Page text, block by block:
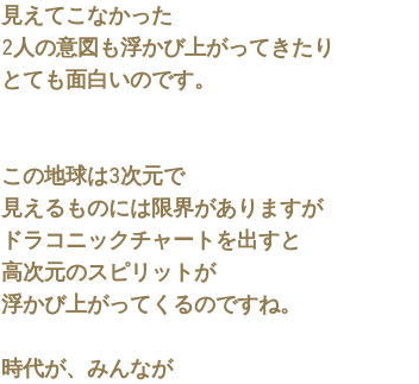
見えてこなかった
2人の意図も浮かび上がってきたり
とても面白いのです。
この地球は3次元で
見えるものには限界がありますが
ドラコニックチャートを出すと
高次元のスピリットが
浮かび上がってくるのですね。
時代が、みんなが